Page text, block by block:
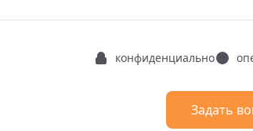
конфиденциально
Задать